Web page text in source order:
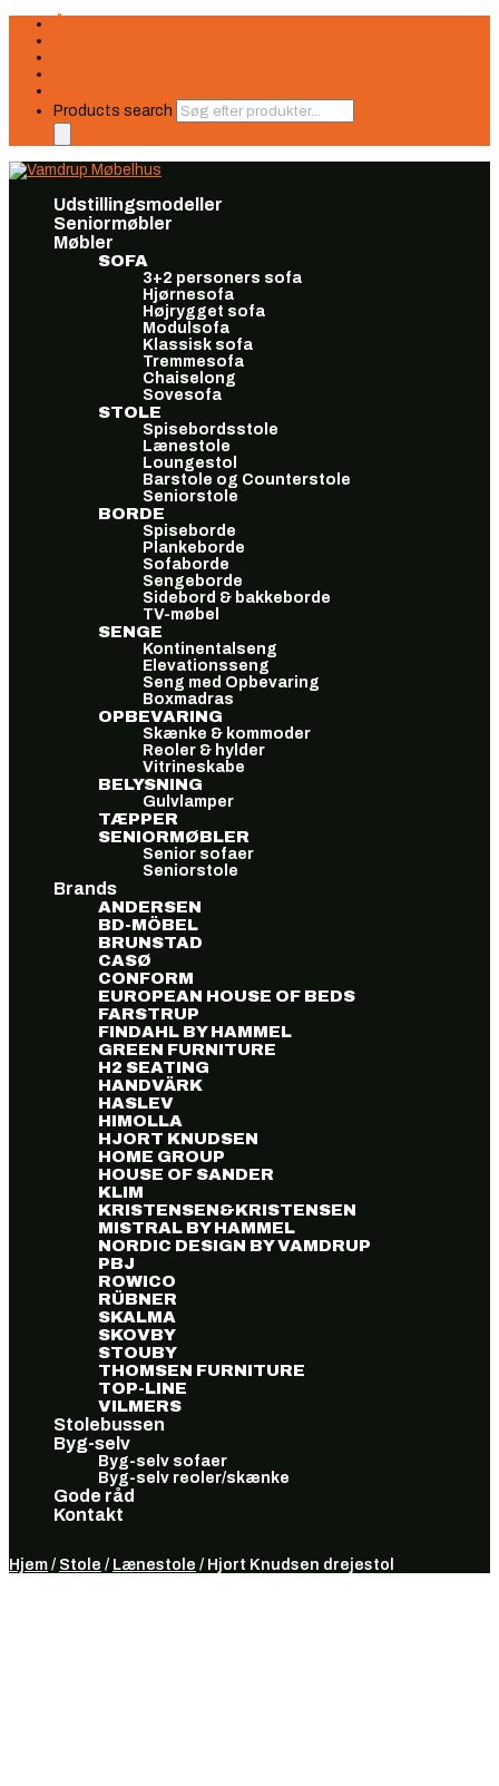
Products search
Udstillingsmodeller
Seniormøbler
Møbler
SOFA
3+2 personers sofa
Hjørnesofa
Højrygget sofa
Modulsofa
Klassisk sofa
Tremmesofa
Chaiselong
Sovesofa
STOLE
Spisebordsstole
Lænestole
Loungestol
Barstole og Counterstole
Seniorstole
BORDE
Spiseborde
Plankeborde
Sofaborde
Sengeborde
Sidebord & bakkeborde
TV-møbel
SENGE
Kontinentalseng
Elevationsseng
Seng med Opbevaring
Boxmadras
OPBEVARING
Skænke & kommoder
Reoler & hylder
Vitrineskabe
BELYSNING
Gulvlamper
TÆPPER
SENIORMØBLER
Senior sofaer
Seniorstole
Brands
ANDERSEN
BD-MÖBEL
BRUNSTAD
CASØ
CONFORM
EUROPEAN HOUSE OF BEDS
FARSTRUP
FINDAHL BY HAMMEL
GREEN FURNITURE
H2 SEATING
HANDVÄRK
HASLEV
HIMOLLA
HJORT KNUDSEN
HOME GROUP
HOUSE OF SANDER
KLIM
KRISTENSEN&KRISTENSEN
MISTRAL BY HAMMEL
NORDIC DESIGN BY VAMDRUP
PBJ
ROWICO
RÜBNER
SKALMA
SKOVBY
STOUBY
THOMSEN FURNITURE
TOP-LINE
VILMERS
Stolebussen
Byg-selv
Byg-selv sofaer
Byg-selv reoler/skænke
Gode råd
Kontakt
Hjem / Stole / Lænestole / Hjort Knudsen drejestol